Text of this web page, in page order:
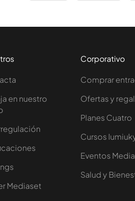
en nuestro
Mediaset
Corporativo
Comprar
Ofertas y
Planes Cuatro
Cursos
Eventos
Salud y